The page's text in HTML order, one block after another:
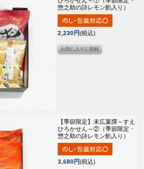
惣之助の詩レモン餡入り）
2,230円(税込)
【季節限定】 末広菓撰～すえ
ひろかせん～②（季節限定・
惣之助の詩レモン餡入り）
3,680円(税込)